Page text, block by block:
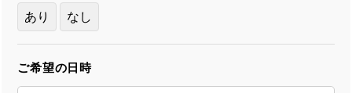
あり
なし
ご希望の日時